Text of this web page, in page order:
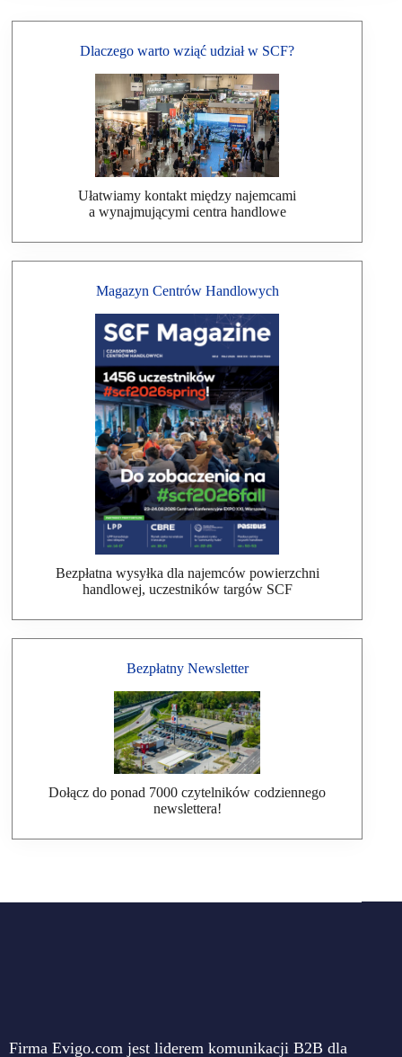
Dlaczego warto wziąć udział w SCF?
Ułatwiamy kontakt między najemcami
a wynajmującymi centra handlowe
Magazyn Centrów Handlowych
Bezpłatna wysyłka dla najemców powierzchni
handlowej, uczestników targów SCF
Bezpłatny Newsletter
Dołącz do ponad 7000 czytelników codziennego
newslettera!
Firma Evigo.com jest liderem komunikacji B2B dla